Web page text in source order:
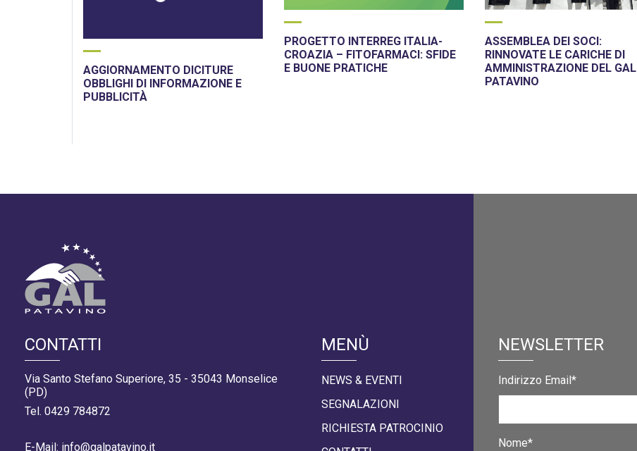
AGGIORNAMENTO DICITURE
OBBLIGHI DI INFORMAZIONE E
PUBBLICITÀ
PROGETTO INTERREG ITALIA-
CROAZIA – FITOFARMACI: SFIDE
E BUONE PRATICHE
ASSEMBLEA DEI SOCI:
RINNOVATE LE CARICHE DI
AMMINISTRAZIONE DEL GAL
PATAVINO
CONTATTI
Via Santo Stefano Superiore, 35 - 35043 Monselice
(PD)
Tel. 0429 784872
E-Mail: info@galpatavino.it
MENÙ
NEWS & EVENTI
SEGNALAZIONI
RICHIESTA PATROCINIO
NEWSLETTER
Indirizzo Email*
Nome*